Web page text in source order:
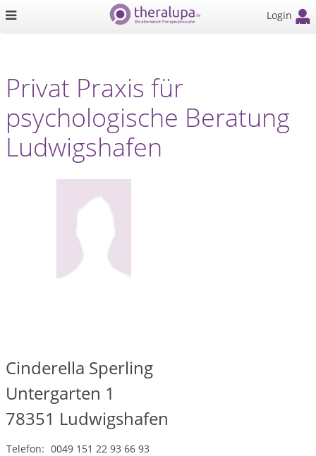
Login
Privat Praxis für
psychologische Beratung
Ludwigshafen
Cinderella Sperling
Untergarten 1
78351 Ludwigshafen
Telefon: 0049 151 22 93 66 93